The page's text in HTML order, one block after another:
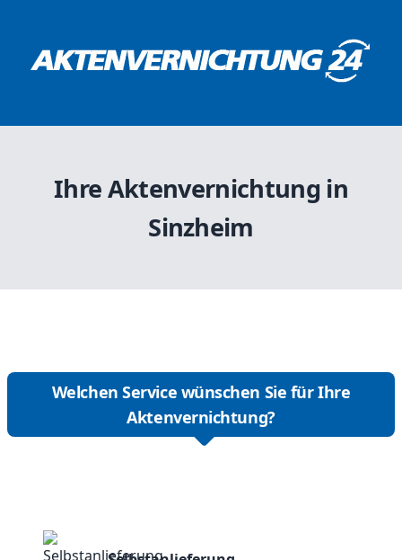
Ihre Aktenvernichtung in
Sinzheim
Welchen Service wünschen Sie für Ihre
Aktenvernichtung?